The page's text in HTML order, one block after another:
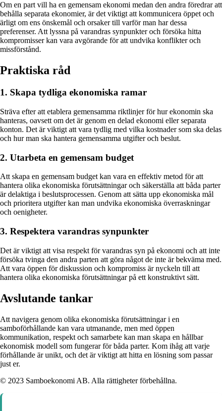
Om en part vill ha en gemensam ekonomi medan den andra föredrar att
behålla separata ekonomier, är det viktigt att kommunicera öppet och
ärligt om ens önskemål och orsaker till varför man har dessa
preferenser. Att lyssna på varandras synpunkter och försöka hitta
kompromisser kan vara avgörande för att undvika konflikter och
missförstånd.
Praktiska råd
1. Skapa tydliga ekonomiska ramar
Sträva efter att etablera gemensamma riktlinjer för hur ekonomin ska
hanteras, oavsett om det är genom en delad ekonomi eller separata
konton. Det är viktigt att vara tydlig med vilka kostnader som ska delas
och hur man ska hantera gemensamma utgifter och beslut.
2. Utarbeta en gemensam budget
Att skapa en gemensam budget kan vara en effektiv metod för att
hantera olika ekonomiska förutsättningar och säkerställa att båda parter
är delaktiga i beslutsprocessen. Genom att sätta upp ekonomiska mål
och prioritera utgifter kan man undvika ekonomiska överraskningar
och oenigheter.
3. Respektera varandras synpunkter
Det är viktigt att visa respekt för varandras syn på ekonomi och att inte
försöka tvinga den andra parten att göra något de inte är bekväma med.
Att vara öppen för diskussion och kompromiss är nyckeln till att
hantera olika ekonomiska förutsättningar på ett konstruktivt sätt.
Avslutande tankar
Att navigera genom olika ekonomiska förutsättningar i en
samboförhållande kan vara utmanande, men med öppen
kommunikation, respekt och samarbete kan man skapa en hållbar
ekonomisk modell som fungerar för båda parter. Kom ihåg att varje
förhållande är unikt, och det är viktigt att hitta en lösning som passar
just er.
© 2023 Samboekonomi AB. Alla rättigheter förbehållna.